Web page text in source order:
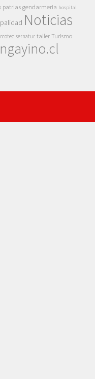
patriasgendarmeria hospital
Noticias
sernatur taller Turismo